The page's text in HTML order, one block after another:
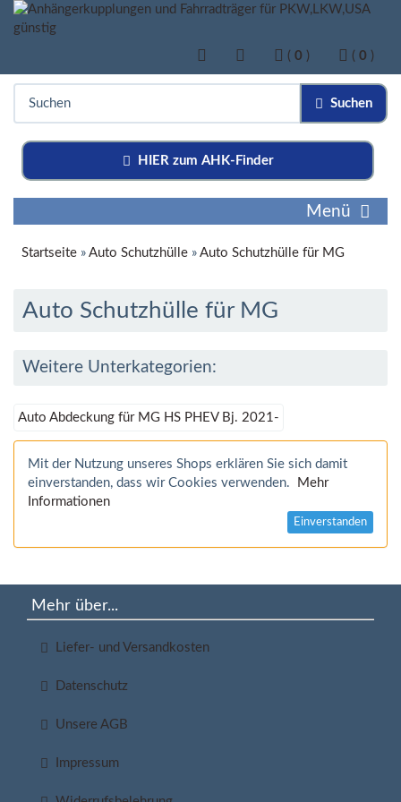
( 0 ) ( 0 )
Suchen
HIER zum AHK-Finder
Menü
Startseite » Auto Schutzhülle » Auto Schutzhülle für MG
Auto Schutzhülle für MG
Weitere Unterkategorien:
Auto Abdeckung für MG HS PHEV Bj. 2021-
Mit der Nutzung unseres Shops erklären Sie sich damit
einverstanden, dass wir Cookies verwenden.
Mehr
Informationen
Einverstanden
Mehr über...
Liefer- und Versandkosten
Datenschutz
Unsere AGB
Impressum